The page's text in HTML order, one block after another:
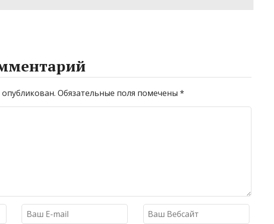
Обязательные поля помечены *